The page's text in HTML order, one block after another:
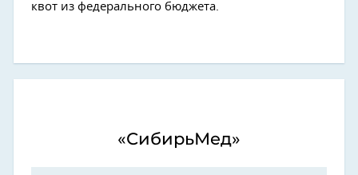
квот из федерального бюджета.
«СибирьМед»